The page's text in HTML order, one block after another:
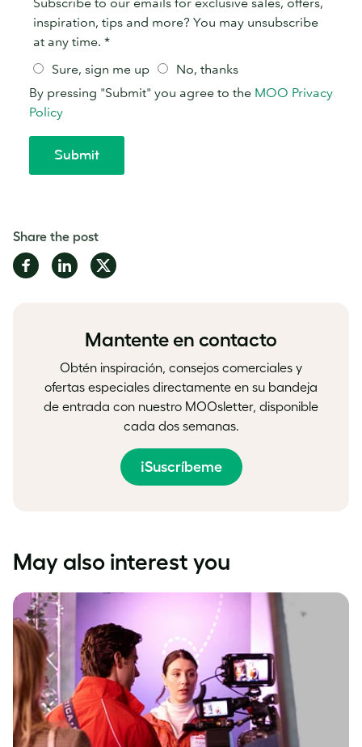
Share the post
Share
on
Share
on
Share
on
Mantente en contacto
Obtén inspiración, consejos comerciales y
ofertas especiales directamente en su bandeja
de entrada con nuestro MOOsletter, disponible
cada dos semanas.
¡Suscríbeme
May also interest you